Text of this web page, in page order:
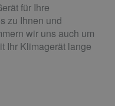
für Ihre
zu Ihnen und
wir uns auch um
Ihr Klimagerät lange